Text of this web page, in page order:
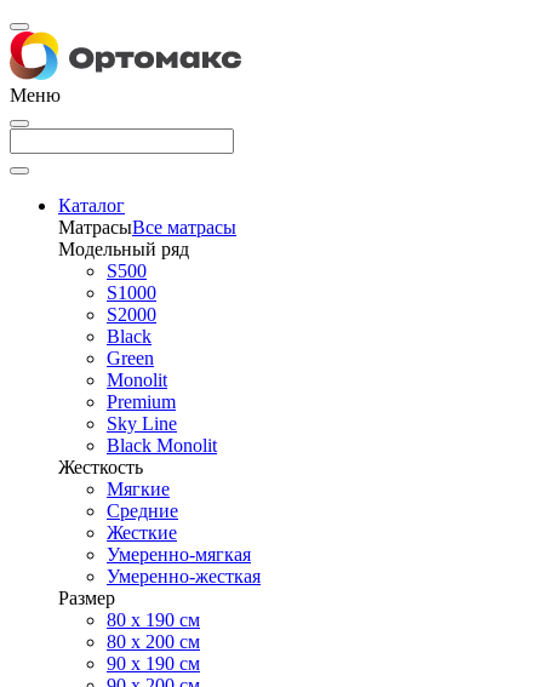
Меню
Каталог
МатрасыВсе матрасы
Модельный ряд
S500
S1000
S2000
Black
Green
Monolit
Premium
Sky Line
Black Monolit
Жесткость
Мягкие
Средние
Жесткие
Умеренно-мягкая
Умеренно-жесткая
Размер
80 х 190 см
80 х 200 см
90 х 190 см